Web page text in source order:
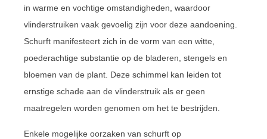
in warme en vochtige omstandigheden, waardoor
vlinderstruiken vaak gevoelig zijn voor deze aandoening.
Schurft manifesteert zich in de vorm van een witte,
poederachtige substantie op de bladeren, stengels en
bloemen van de plant. Deze schimmel kan leiden tot
ernstige schade aan de vlinderstruik als er geen
maatregelen worden genomen om het te bestrijden.
Enkele mogelijke oorzaken van schurft op